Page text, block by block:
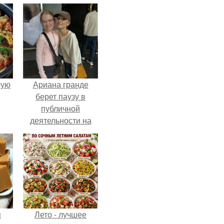
Ариана гранде
берет паузу в
публичной
деятельности на
фоне слухов о
своем здоровье.
Лето - лучшее